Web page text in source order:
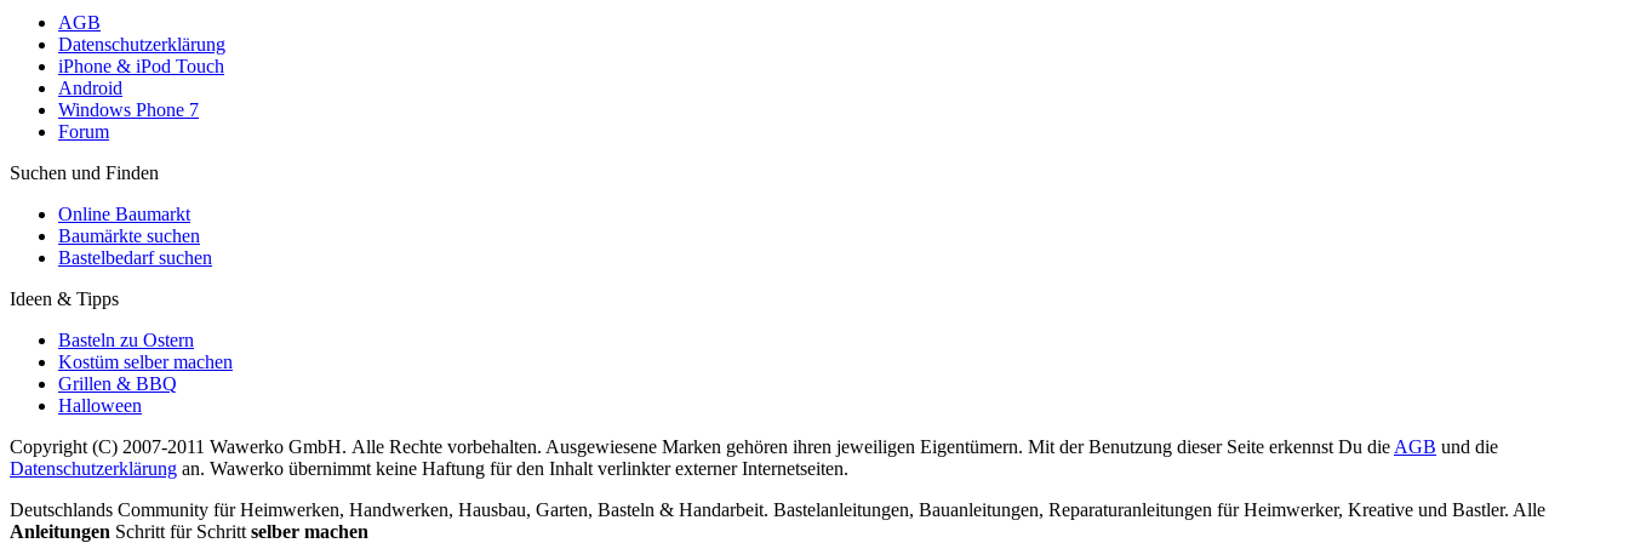
AGB
Datenschutzerklärung
iPhone & iPod Touch
Android
Windows Phone 7
Forum
Suchen und Finden
Online Baumarkt
Baumärkte suchen
Bastelbedarf suchen
Ideen & Tipps
Basteln zu Ostern
Kostüm selber machen
Grillen & BBQ
Halloween
Copyright (C) 2007-2011 Wawerko GmbH. Alle Rechte vorbehalten. Ausgewiesene Marken gehören ihren jeweiligen Eigentümern. Mit der Benutzung dieser Seite erkennst Du die AGB und die
Datenschutzerklärung an. Wawerko übernimmt keine Haftung für den Inhalt verlinkter externer Internetseiten.
Deutschlands Community für Heimwerken, Handwerken, Hausbau, Garten, Basteln & Handarbeit. Bastelanleitungen, Bauanleitungen, Reparaturanleitungen für Heimwerker, Kreative und Bastler. Alle
Anleitungen Schritt für Schritt selber machen